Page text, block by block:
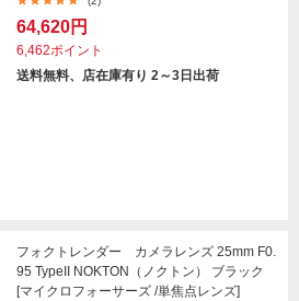
64,620円
6,462ポイント
送料無料、店在庫有り 2～3日出荷
フォクトレンダー カメラレンズ 25mm F0.
95 TypeII NOKTON（ノクトン） ブラック
[マイクロフォーサーズ /単焦点レンズ]